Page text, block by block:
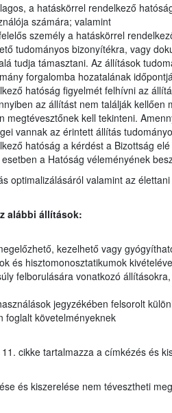
a hatáskörrel rendelkező
számára; valamint
személy a hatáskörrel
tudományos bizonyítékra, vagy
tudja támasztani. Az állítások
forgalomba hozatalának
hatóság figyelmét felhívni az
az állítást nem találják kellően
megtévesztőnek kell tekinteni.
vannak az érintett állítás
hatóság a kérdést a Bizottság
a Hatóság véleményének
optimalizálásáról valamint az
alábbi állítások:
kezelhető vagy
és hisztomonosztatikumok
felborulására vonatkozó
jegyzékében felsorolt
foglalt követelményeknek
cikke tartalmazza a címkézés és
és kiszerelése nem tévesztheti